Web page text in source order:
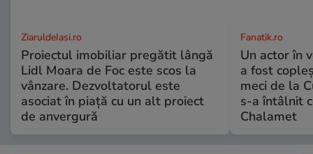
ZiaruldeIasi.ro
Proiectul imobiliar pregătit lângă
Lidl Moara de Foc este scos la
vânzare. Dezvoltatorul este
asociat în piață cu un alt proiect
de anvergură
Fanatik.ro
Un actor în
a fost
meci de la
s-a întâlnit
Chalamet